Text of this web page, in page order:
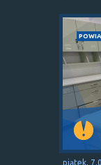
piątek,